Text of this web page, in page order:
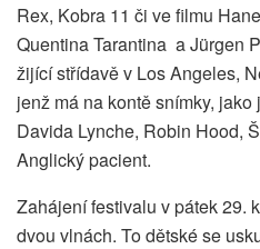
Rex, Kobra 11 či ve filmu
Quentina Tarantina a Jürgen
žijící střídavě v Los Angeles,
jenž má na kontě snímky,
Davida Lynche, Robin Hood,
Anglický pacient.
Zahájení festivalu v pátek 29.
dvou vlnách. To dětské se